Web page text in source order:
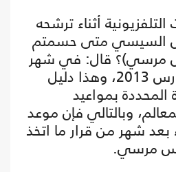
أثناء ترشحه
السيسي متى حسمتم
مرسي)؟ قال: في شهر
ثلاثة، يعني آذار/ مارس 2013، وهذا دليل
بمواعيد
وبالتالي فإن موعد
بعد شهر من قرار ما اتخذ
مرسي.